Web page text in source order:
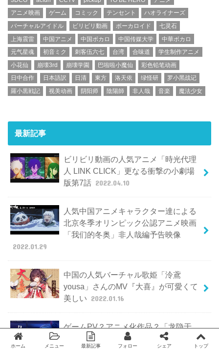
アニメ映画
ゲーム コミック テンセント
ハオライナーズ
バーチャルアイドル
ビリビリ動画 ボーカロイド
七灵石
上海震雷
中国アニメ 中国ボカロ 中国传媒大学
中華ボカロ
元气星魂
初音ミク 刺客伍六七 台湾 合味道
学生制作アニメ
小花仙
崩壊3rd 崩壊学園 巴啦啦小魔仙
彩色铅笔动画
日中合作
日本語訳 日清 東方 洛天依 绿怪研
罗小黑战记
羅小黒戦記
视美动画 阴阳师 陰陽師 非人哉 音楽 魔法少女
最新記事
ビリビリ動画の人気アニメ「時光代理
人 LINK CLICK」更なる衝撃の小劇場
版第7話 2022.04.10
人気中国アニメキャラクター達による
北京冬季オリンピック公認アニメ映画
「我们的冬奥」非人哉編予告映像
2022.01.29
中国の人気バーチャル歌姫「泠鳶
yousa」さんのMV『大喜』が可愛くて
美しい 2022.01.16
ゲームPV？アニメ化作品？「龙隐于
雪」のアニメ映像公開
2022.01.12
ホーム メニュー 最新記事 フォロー シェア トップ
Twitter facebook